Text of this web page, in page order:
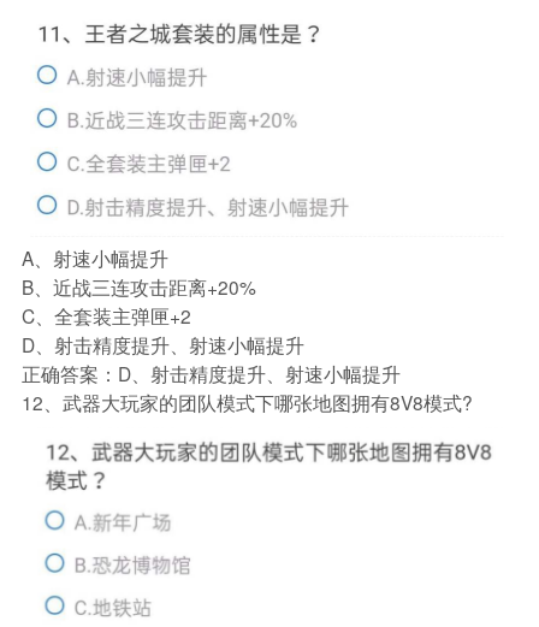
A、射速小幅提升
B、近战三连攻击距离+20%
C、全套装主弹匣+2
D、射击精度提升、射速小幅提升
正确答案：D、射击精度提升、射速小幅提升
12、武器大玩家的团队模式下哪张地图拥有8V8模式?